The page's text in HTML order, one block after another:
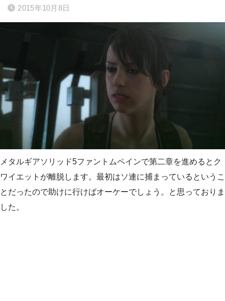
2015年10月8日
メタルギアソリッド5ファントムペインで第二章を進めるとク
ワイエットが離脱します。最初はソ連に捕まっているというこ
とだったので助けに行けばオーケーでしょう。と思っておりま
した。